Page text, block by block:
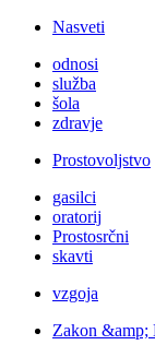
Nasveti
odnosi
služba
šola
zdravje
Prostovoljstvo
gasilci
oratorij
Prostosrčni
skavti
vzgoja
Zakon &amp;